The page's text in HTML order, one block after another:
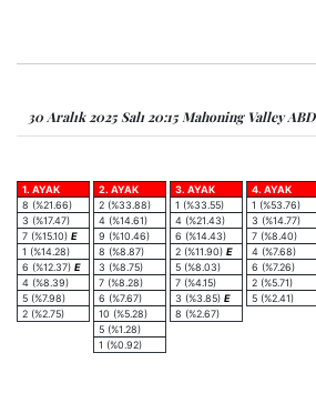
30 Aralık 2025 Salı 20:15 Mahoning Valley
1. AYAK
8 (%21.66)
3 (%17.47)
7 (%15.10) E
1 (%14.28)
6 (%12.37) E
4 (%8.39)
5 (%7.98)
2 (%2.75)
2. AYAK
2 (%33.88)
4 (%14.61)
9 (%10.46)
8 (%8.87)
3 (%8.75)
7 (%8.28)
6 (%7.67)
10 (%5.28)
5 (%1.28)
1 (%0.92)
3. AYAK
1 (%33.55)
4 (%21.43)
6 (%14.43)
2 (%11.90) E
5 (%8.03)
7 (%4.15)
3 (%3.85) E
8 (%2.67)
4. AYAK
1 (%53.76)
3 (%14.77)
7 (%8.40)
4 (%7.68)
6 (%7.26)
2 (%5.71)
5 (%2.41)